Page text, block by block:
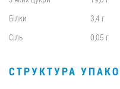
Білки
3,4 г
Сіль
0,05 г
СТРУКТУРА